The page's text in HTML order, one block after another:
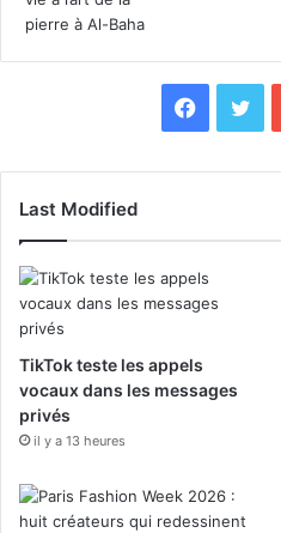
e
b
o
Last Modified
TikTok teste les appels
vocaux dans les messages
privés
il y a 13 heures